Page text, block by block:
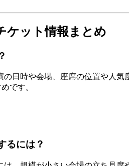
ケット情報まとめ
日時や会場、座席の位置や人
です。
るには？